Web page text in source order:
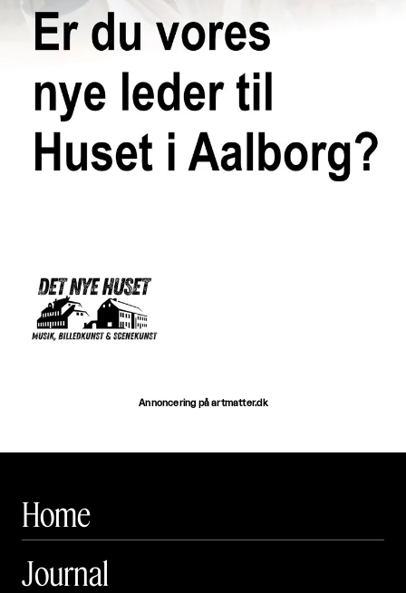
Annoncering på artmatter.dk
Home
Journal